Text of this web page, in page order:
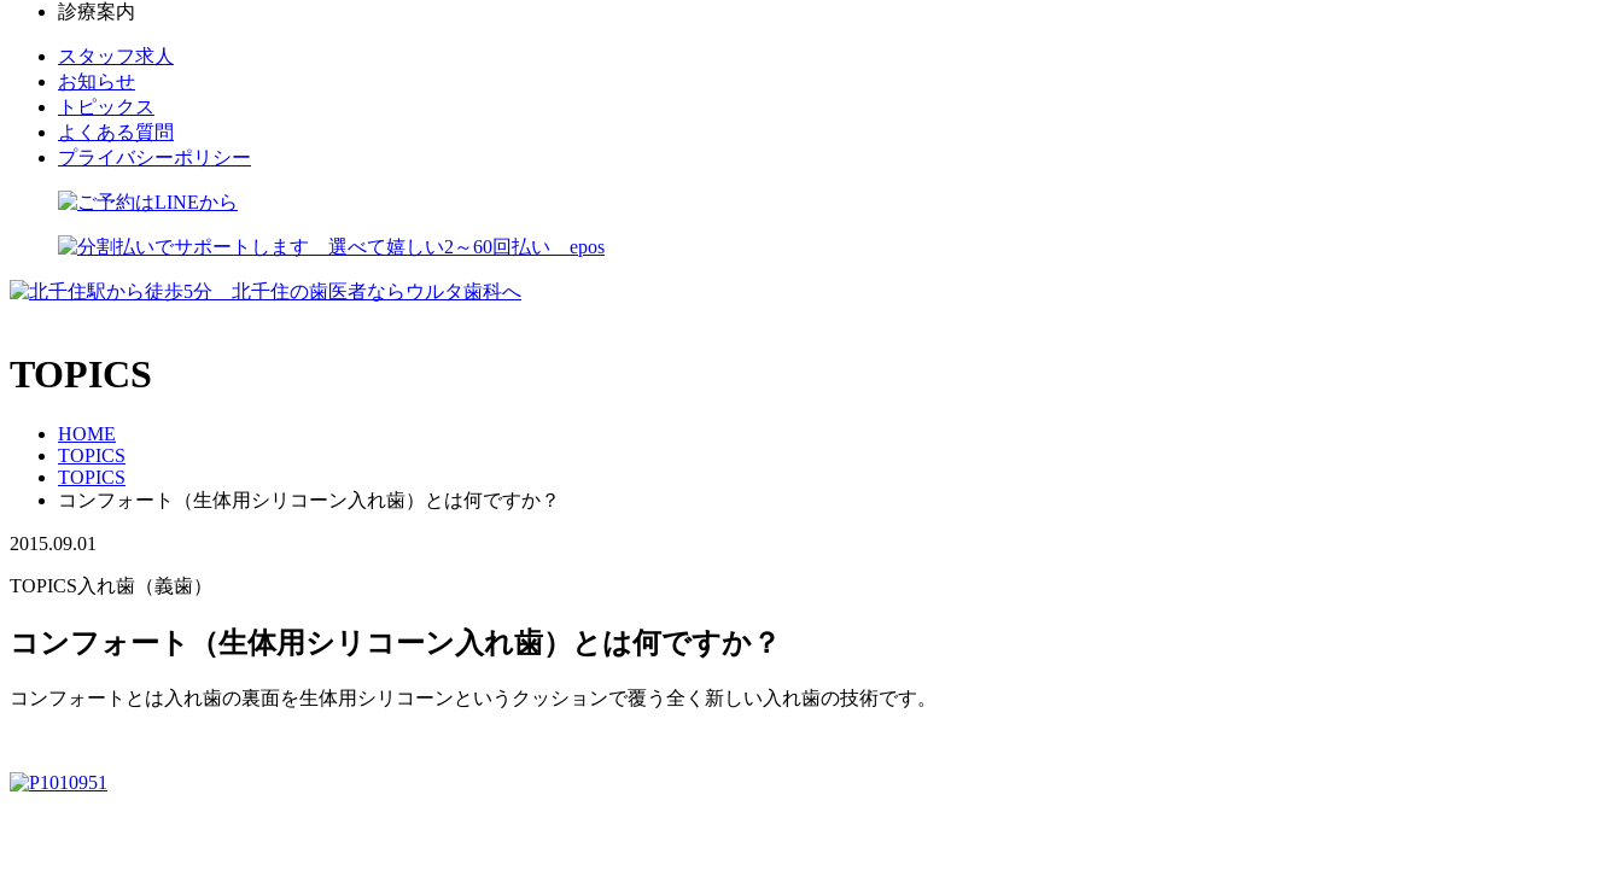
診療案内
スタッフ求人
お知らせ
トピックス
よくある質問
プライバシーポリシー
TOPICS
HOME
TOPICS
TOPICS
コンフォート（生体用シリコーン入れ歯）とは何ですか？
2015.09.01
TOPICS 入れ歯（義歯）
コンフォート（生体用シリコーン入れ歯）とは何ですか？
コンフォートとは入れ歯の裏面を生体用シリコーンというクッションで覆う全く新しい入れ歯の技術です。